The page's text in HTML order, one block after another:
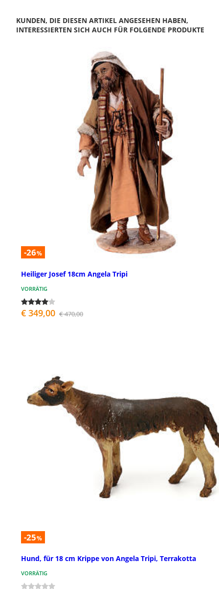
KUNDEN, DIE DIESEN ARTIKEL ANGESEHEN HABEN,
INTERESSIERTEN SICH AUCH FÜR FOLGENDE PRODUKTE
-26%
Heiliger Josef 18cm Angela Tripi
VORRÄTIG
€ 349,00 € 470,00
-25%
Hund, für 18 cm Krippe von Angela Tripi, Terrakotta
VORRÄTIG